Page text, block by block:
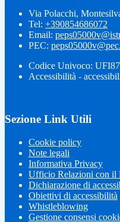
Via Polacchi,
Tel: +390854686072
Email:
PEC:
Codice Univoco:
Accessibilità -
Sezione Link Utili
Cookie policy
Note legali
Informativa Privacy
Ufficio Relazioni con il
Dichiarazione di
Obiettivi di accessibilità
Whistleblowing
Gestione consensi